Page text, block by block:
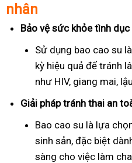
nhân
Bảo vệ sức khỏe tình dục
Sử dụng bao cao su
kỳ hiệu quả để tránh
như HIV, giang mai,
Giải pháp tránh thai an
Bao cao su là lựa
sinh sản, đặc biệt
sàng cho việc làm